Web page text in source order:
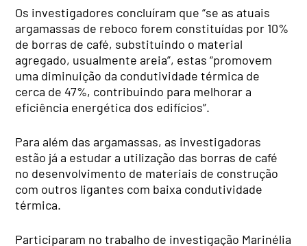
Os investigadores concluíram que “se as atuais
argamassas de reboco forem constituídas por 10%
de borras de café, substituindo o material
agregado, usualmente areia”, estas “promovem
uma diminuição da condutividade térmica de
cerca de 47%, contribuindo para melhorar a
eficiência energética dos edifícios”.
Para além das argamassas, as investigadoras
estão já a estudar a utilização das borras de café
no desenvolvimento de materiais de construção
com outros ligantes com baixa condutividade
térmica.
Participaram no trabalho de investigação Marinélia